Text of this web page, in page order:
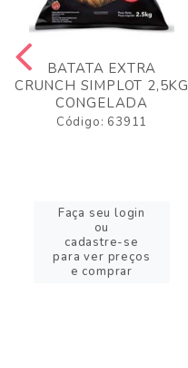
BATATA EXTRA
CRUNCH SIMPLOT 2,5KG
CONGELADA
Código: 63911
Faça seu login
ou
cadastre-se
para ver preços
e comprar